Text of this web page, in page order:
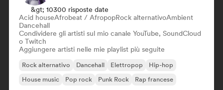
&gt; 10300 risposte date
Acid houseAfrobeat / AfropopRock alternativoAmbient
Dancehall
Condividere gli artisti sul mio canale YouTube, SoundCloud
o Twitch
Aggiungere artisti nelle mie playlist più seguite
Rock alternativo Dancehall Elettropop
Hip-hop
House music
Pop rock Punk Rock Rap francese